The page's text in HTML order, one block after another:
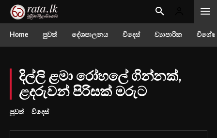
Home පුවත් දේශපාලනය විදෙස් ව්‍යාපාරික
දිල්ලි ළමා රෝහලේ ගින්නක්,
ළදරුවන් පිරිසක් මරුට
පුවත් විදෙස්